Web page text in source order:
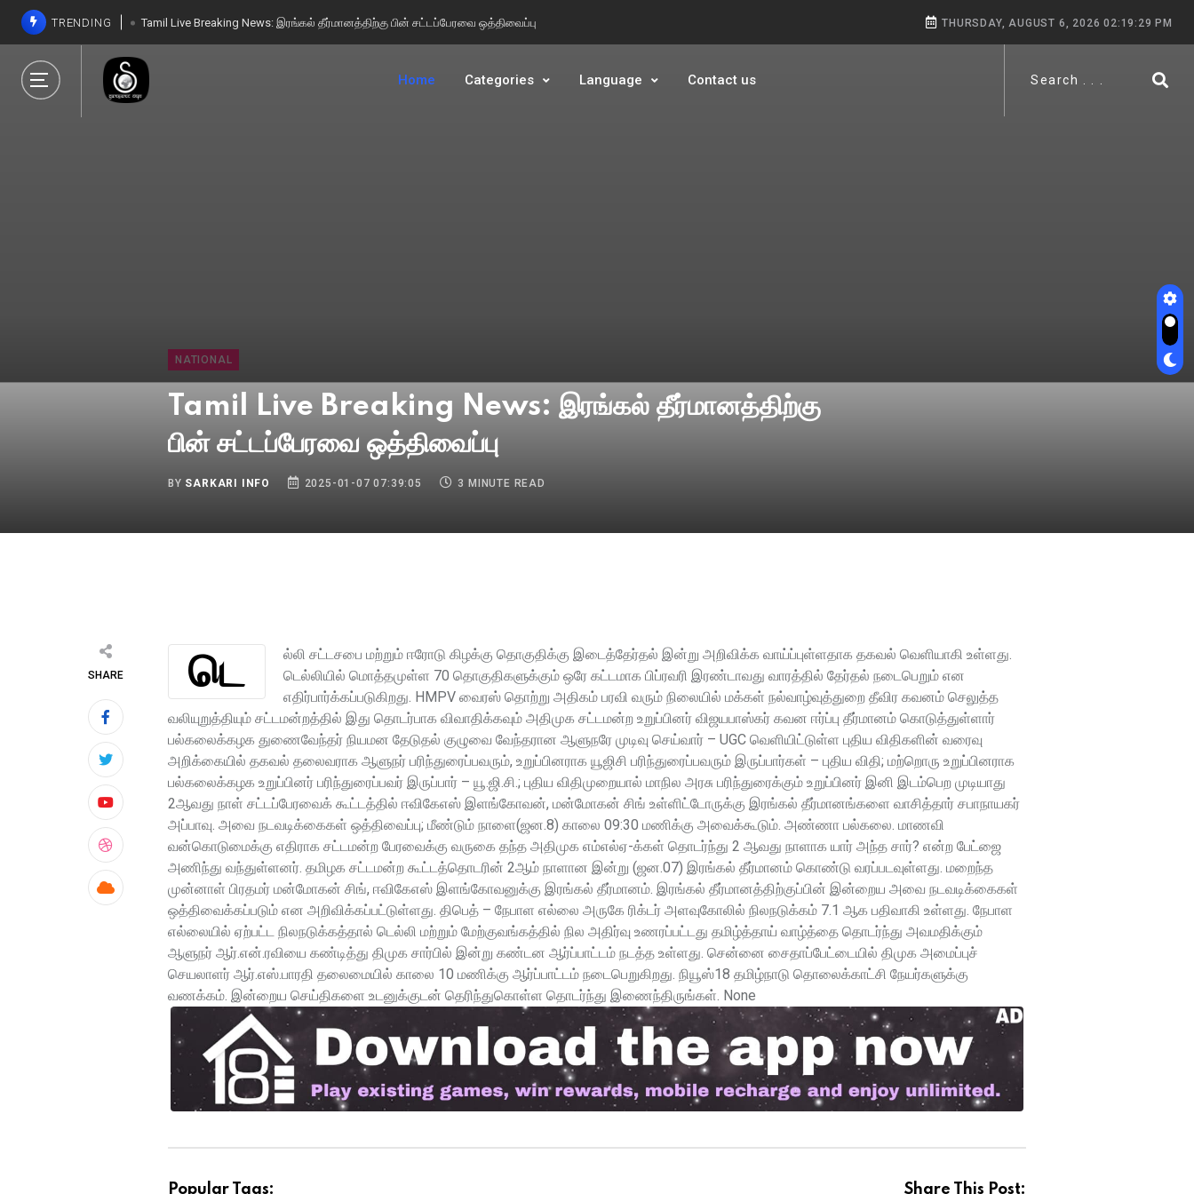
TRENDING Tamil Live Breaking News: இரங்கல் தீர்மானத்திற்கு பின் சட்டப்பேரவை ஒத்திவைப்பு
Tamil Live Breaking News: இரங்கல் தீர்மானத்திற்கு பின் சட்டப்பேரவை ஒத்திவைப்பு
THURSDAY, AUGUST 6, 2026 02:19:31 PM
Home Categories Language Contact us
NATIONAL
Tamil Live Breaking News: இரங்கல் தீர்மானத்திற்கு
பின் சட்டப்பேரவை ஒத்திவைப்பு
BY SARKARI INFO 2025-01-07 07:39:05 3 MINUTE READ
SHARE டெல்லி சட்டசபை மற்றும் ஈரோடு கிழக்கு தொகுதிக்கு இடைத்தேர்தல் இன்று அறிவிக்க வாய்ப்புள்ளதாக தகவல் வெளியாகி உள்ளது.
டெல்லியில் மொத்தமுள்ள 70 தொகுதிகளுக்கும் ஒரே கட்டமாக பிப்ரவரி இரண்டாவது வாரத்தில் தேர்தல் நடைபெறும் என
எதிர்பார்க்கப்படுகிறது. HMPV வைரஸ் தொற்று அதிகம் பரவி வரும் நிலையில் மக்கள் நல்வாழ்வுத்துறை தீவிர கவனம் செலுத்த
வலியுறுத்தியும் சட்டமன்றத்தில் இது தொடர்பாக விவாதிக்கவும் அதிமுக சட்டமன்ற உறுப்பினர் விஜயபாஸ்கர் கவன ஈர்ப்பு தீர்மானம் கொடுத்துள்ளார்
பல்கலைக்கழக துணைவேந்தர் நியமன தேடுதல் குழுவை வேந்தரான ஆளுநரே முடிவு செய்வார் – UGC வெளியிட்டுள்ள புதிய விதிகளின் வரைவு
அறிக்கையில் தகவல் தலைவராக ஆளுநர் பரிந்துரைப்பவரும், உறுப்பினராக யூஜிசி பரிந்துரைப்பவரும் இருப்பார்கள் – புதிய விதி; மற்றொரு உறுப்பினராக
பல்கலைக்கழக உறுப்பினர் பரிந்துரைப்பவர் இருப்பார் – யூ.ஜி.சி.; புதிய விதிமுறையால் மாநில அரசு பரிந்துரைக்கும் உறுப்பினர் இனி இடம்பெற முடியாது
2ஆவது நாள் சட்டப்பேரவைக் கூட்டத்தில் ஈவிகேஎஸ் இளங்கோவன், மன்மோகன் சிங் உள்ளிட்டோருக்கு இரங்கல் தீர்மானங்களை வாசித்தார் சபாநாயகர்
அப்பாவு. அவை நடவடிக்கைகள் ஒத்திவைப்பு; மீண்டும் நாளை(ஜன.8) காலை 09:30 மணிக்கு அவைக்கூடும். அண்ணா பல்கலை. மாணவி
வன்கொடுமைக்கு எதிராக சட்டமன்ற பேரவைக்கு வருகை தந்த அதிமுக எம்எல்ஏ-க்கள் தொடர்ந்து 2 ஆவது நாளாக யார் அந்த சார்? என்ற பேட்ஜை
அணிந்து வந்துள்ளனர். தமிழக சட்டமன்ற கூட்டத்தொடரின் 2ஆம் நாளான இன்று (ஜன.07) இரங்கல் தீர்மானம் கொண்டு வரப்படவுள்ளது. மறைந்த
முன்னாள் பிரதமர் மன்மோகன் சிங், ஈவிகேஎஸ் இளங்கோவனுக்கு இரங்கல் தீர்மானம். இரங்கல் தீர்மானத்திற்குப்பின் இன்றைய அவை நடவடிக்கைகள்
ஒத்திவைக்கப்படும் என அறிவிக்கப்பட்டுள்ளது. திபெத் – நேபாள எல்லை அருகே ரிக்டர் அளவுகோலில் நிலநடுக்கம் 7.1 ஆக பதிவாகி உள்ளது. நேபாள
எல்லையில் ஏற்பட்ட நிலநடுக்கத்தால் டெல்லி மற்றும் மேற்குவங்கத்தில் நில அதிர்வு உணரப்பட்டது தமிழ்த்தாய் வாழ்த்தை தொடர்ந்து அவமதிக்கும்
ஆளுநர் ஆர்.என்.ரவியை கண்டித்து திமுக சார்பில் இன்று கண்டன ஆர்ப்பாட்டம் நடத்த உள்ளது. சென்னை சைதாப்பேட்டையில் திமுக அமைப்புச்
செயலாளர் ஆர்.எஸ்.பாரதி தலைமையில் காலை 10 மணிக்கு ஆர்ப்பாட்டம் நடைபெறுகிறது. நியூஸ்18 தமிழ்நாடு தொலைக்காட்சி நேயர்களுக்கு
வணக்கம். இன்றைய செய்திகளை உடனுக்குடன் தெரிந்துகொள்ள தொடர்ந்து இணைந்திருங்கள். None
Popular Tags: Share This Post: